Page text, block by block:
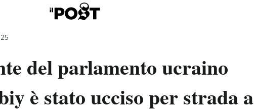
del parlamento ucraino
è stato ucciso per strada a